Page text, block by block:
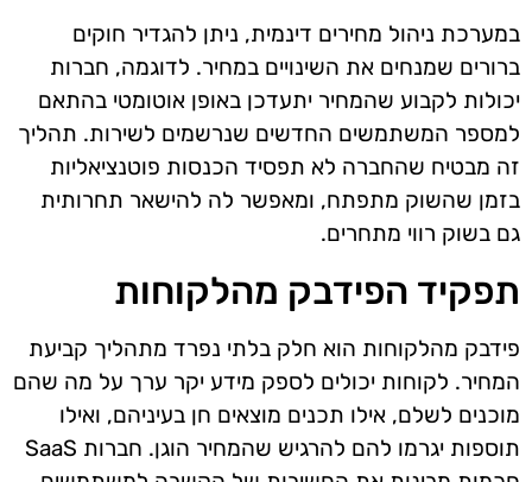
במערכת ניהול מחירים דינמית, ניתן להגדיר חוקים
ברורים שמנחים את השינויים במחיר. לדוגמה, חברות
יכולות לקבוע שהמחיר יתעדכן באופן אוטומטי בהתאם
למספר המשתמשים החדשים שנרשמים לשירות. תהליך
זה מבטיח שהחברה לא תפסיד הכנסות פוטנציאליות
בזמן שהשוק מתפתח, ומאפשר לה להישאר תחרותית
גם בשוק רווי מתחרים.
תפקיד הפידבק מהלקוחות
פידבק מהלקוחות הוא חלק בלתי נפרד מתהליך קביעת
המחיר. לקוחות יכולים לספק מידע יקר ערך על מה שהם
מוכנים לשלם, אילו תכנים מוצאים חן בעיניהם, ואילו
תוספות יגרמו להם להרגיש שהמחיר הוגן. חברות SaaS